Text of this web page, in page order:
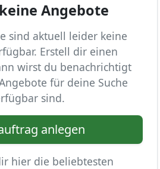
Angebote
sind aktuell leider keine
Erstell dir einen
wirst du benachrichtigt
für deine Suche
sind.
anlegen
hier die beliebtesten